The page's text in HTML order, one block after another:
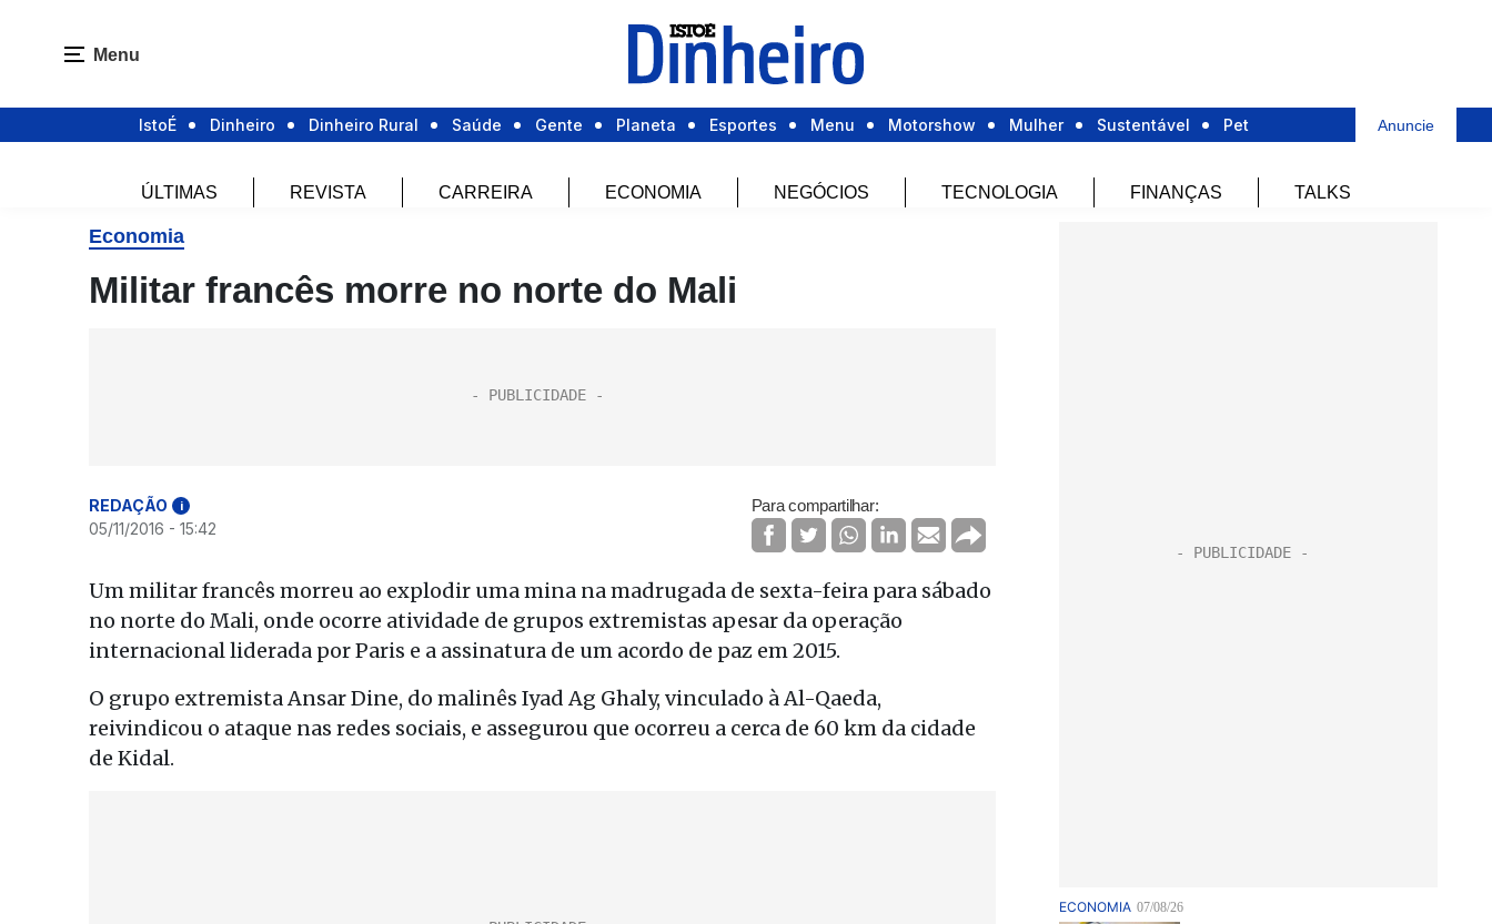
Menu
IstoÉ Dinheiro Dinheiro Rural Saúde Gente Planeta Esportes Menu Motorshow Mulher Sustentável Pet Anuncie
ÚLTIMAS REVISTA CARREIRA ECONOMIA NEGÓCIOS TECNOLOGIA FINANÇAS TALKS
Economia
Militar francês morre no norte do Mali
REDAÇÃO i
05/11/2016 - 15:42
Para compartilhar:
Um militar francês morreu ao explodir uma mina na madrugada de sexta-feira para sábado
no norte do Mali, onde ocorre atividade de grupos extremistas apesar da operação
internacional liderada por Paris e a assinatura de um acordo de paz em 2015.
O grupo extremista Ansar Dine, do malinês Iyad Ag Ghaly, vinculado à Al-Qaeda,
reivindicou o ataque nas redes sociais, e assegurou que ocorreu a cerca de 60 km da cidade
de Kidal.